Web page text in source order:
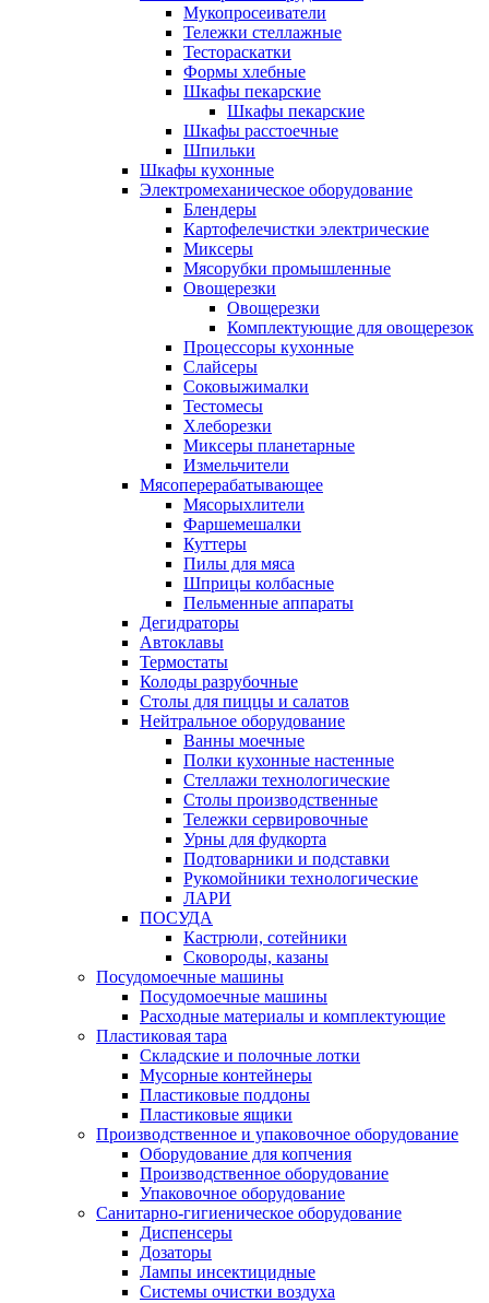
Мукопросеиватели
Тележки стеллажные
Тестораскатки
Формы хлебные
Шкафы пекарские
Шкафы пекарские
Шкафы расстоечные
Шпильки
Шкафы кухонные
Электромеханическое оборудование
Блендеры
Картофелечистки электрические
Миксеры
Мясорубки промышленные
Овощерезки
Овощерезки
Комплектующие для овощерезок
Процессоры кухонные
Слайсеры
Соковыжималки
Тестомесы
Хлеборезки
Миксеры планетарные
Измельчители
Мясоперерабатывающее
Мясорыхлители
Фаршемешалки
Куттеры
Пилы для мяса
Шприцы колбасные
Пельменные аппараты
Дегидраторы
Автоклавы
Термостаты
Колоды разрубочные
Столы для пиццы и салатов
Нейтральное оборудование
Ванны моечные
Полки кухонные настенные
Стеллажи технологические
Столы производственные
Тележки сервировочные
Урны для фудкорта
Подтоварники и подставки
Рукомойники технологические
ЛАРИ
ПОСУДА
Кастрюли, сотейники
Сковороды, казаны
Посудомоечные машины
Посудомоечные машины
Расходные материалы и комплектующие
Пластиковая тара
Складские и полочные лотки
Мусорные контейнеры
Пластиковые поддоны
Пластиковые ящики
Производственное и упаковочное оборудование
Оборудование для копчения
Производственное оборудование
Упаковочное оборудование
Санитарно-гигиеническое оборудование
Диспенсеры
Дозаторы
Лампы инсектицидные
Системы очистки воздуха